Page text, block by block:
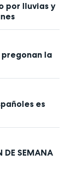
por lluvias y
pregonan la
es
DE SEMANA